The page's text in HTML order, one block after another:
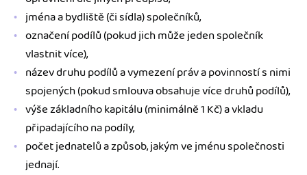
jména a bydliště (či sídla) společníků,
označení podílů (pokud jich může jeden společník
vlastnit více),
název druhu podílů a vymezení práv a povinností s nimi
spojených (pokud smlouva obsahuje více druhů podílů),
výše základního kapitálu (minimálně 1 Kč) a vkladu
připadajícího na podíly,
počet jednatelů a způsob, jakým ve jménu společnosti
jednají.